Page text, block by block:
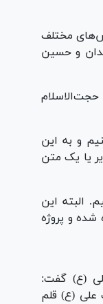
مختلف
و حسین
و به این
یا یک متن
البته این
(س) آماده شده و پروژه
(ع) گفت:
علی (ع) قلم